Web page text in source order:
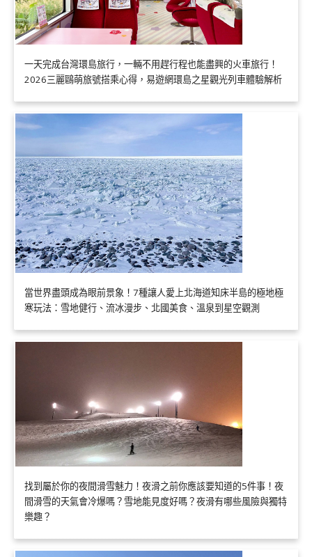
一天完成台灣環島旅行，一輛不用趕行程也能盡興的火車旅行！
2026三麗鷗萌旅號搭乘心得，易遊網環島之星觀光列車體驗解析
當世界盡頭成為眼前景象！7種讓人愛上北海道知床半島的極地極
寒玩法：雪地健行、流冰漫步、北國美食、溫泉到星空觀測
找到屬於你的夜間滑雪魅力！夜滑之前你應該要知道的5件事！夜
間滑雪的天氣會冷爆嗎？雪地能見度好嗎？夜滑有哪些風險與獨特
樂趣？